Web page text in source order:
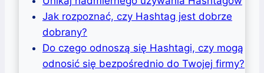
Jak rozpoznać, czy Hashtag jest dobrze
dobrany?
Do czego odnoszą się Hashtagi, czy mogą
odnosić się bezpośrednio do Twojej firmy?